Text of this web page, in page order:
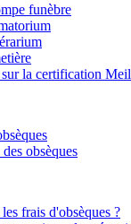
funèbre
la certification
obsèques
frais d'obsèques ?